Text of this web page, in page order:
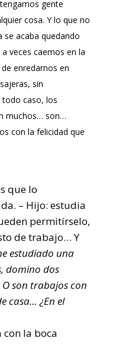
gente
cosa. Y lo que no
se acaba quedando
veces caemos en la
enredarnos en
sin
caso, los
muchos… son…
con la felicidad que
que lo
– Hijo: estudia
permitírselo,
de trabajo… Y
estudiado una
domino dos
son trabajos con
casa… ¿En el
con la boca